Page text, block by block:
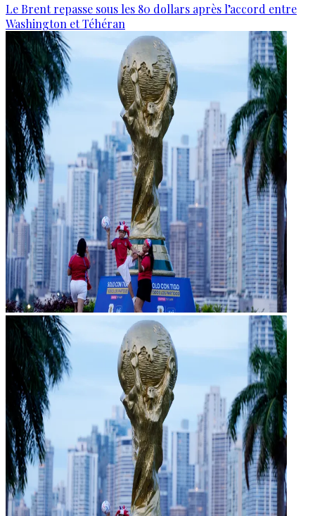
Le Brent repasse sous les 80 dollars après l’accord entre
Washington et Téhéran